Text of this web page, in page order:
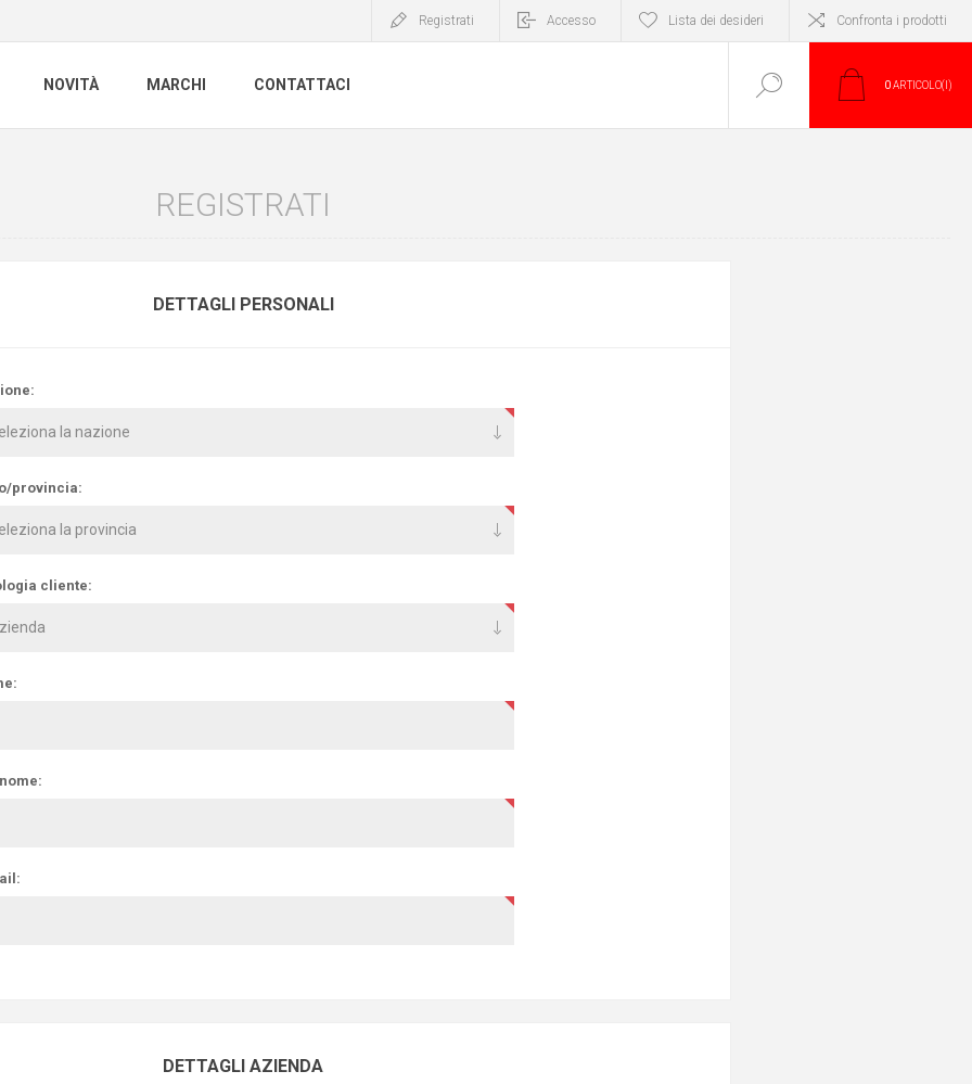
Registrati Accesso Lista dei desideri Confronta i prodotti
NOVITÀ MARCHI CONTATTACI 0ARTICOLO(I)
REGISTRATI
DETTAGLI PERSONALI
provincia:
cliente:
DETTAGLI AZIENDA